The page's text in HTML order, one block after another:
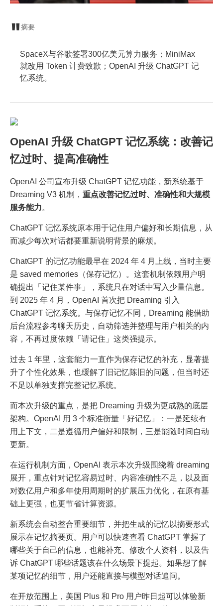
摘要
SpaceX与谷歌签署300亿美元算力服务；MiniMax
就改用 Token 计费致歉；OpenAI 升级 ChatGPT 记
忆系统。
OpenAI 升级 ChatGPT 记忆系统：改善记
忆过时、提高准确性
OpenAI 公司宣布升级 ChatGPT 记忆功能，新系统基于
Dreaming V3 机制， 重点改善记忆过时、准确性和大规模
服务能力。
ChatGPT 记忆系统原本用于记住用户偏好和长期信息，从
而减少每次对话都要重新说明背景的麻烦。
ChatGPT 的记忆功能最早在 2024 年 4 月上线，当时主要
是 saved memories（保存记忆）。这套机制依赖用户明
确提出「记住某件事」，系统只在对话中写入少量信息。
到 2025 年 4 月，OpenAI 首次把 Dreaming 引入
ChatGPT 记忆系统。与保存记忆不同，Dreaming 能借助
后台流程参考聊天历史，自动筛选并整理与用户相关的内
容，不再过度依赖「请记住」这类强提示。
过去 1 年里，这套能力一直作为保存记忆的补充，显著提
升了个性化效果，也缓解了旧记忆陈旧的问题，但当时还
不足以单独支撑完整记忆系统。
而本次升级的重点，是把 Dreaming 升级为更成熟的底层
架构。OpenAI 用 3 个标准衡量「好记忆」：一是延续有
用上下文，二是遵循用户偏好和限制，三是能随时间自动
更新。
在运行机制方面，OpenAI 表示本次升级围绕着 dreaming
展开，重点针对记忆容易过时、内容准确性不足，以及面
对数亿用户和多年使用周期时的扩展压力优化，在原有基
础上更强，也更节省计算资源。
新系统会自动整合重要细节，并把生成的记忆以摘要形式
展示在记忆摘要页。用户可以快速查看 ChatGPT 掌握了
哪些关于自己的信息，也能补充、修改个人资料，以及告
诉 ChatGPT 哪些话题该在什么场景下提起。如果想了解
某项记忆的细节，用户还能直接与模型对话追问。
在开放范围上，美国 Plus 和 Pro 用户昨日起可以体验新